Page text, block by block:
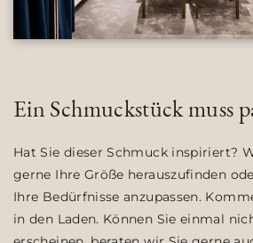
Ein Schmuckstück muss
Hat Sie dieser Schmuck inspiriert?
gerne Ihre Größe herauszufinden
Ihre Bedürfnisse anzupassen.
in den Laden. Können Sie einmal